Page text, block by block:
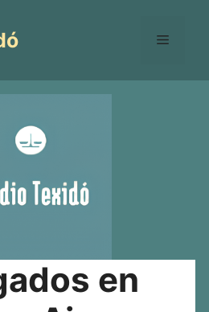
Menú
en